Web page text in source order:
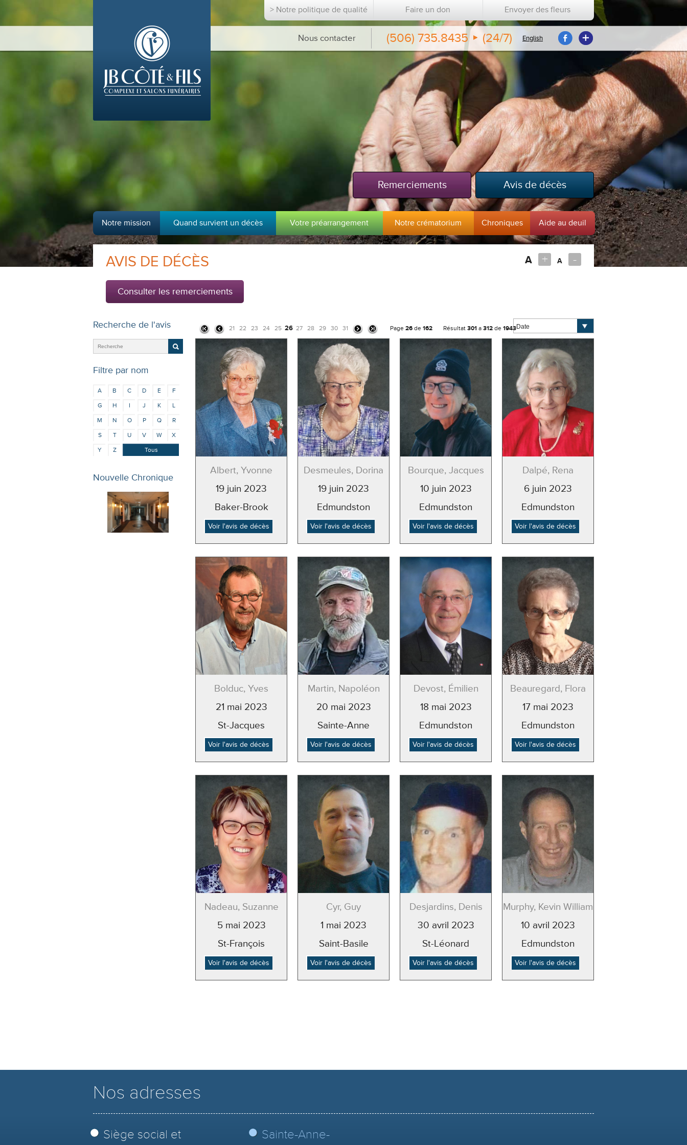
> Notre politique de qualité Faire un don Envoyer des fleurs
Nous contacter (506) 735.8435 (24/7) English
Avis de décès
Remerciements
Notre mission Quand survient un décès Votre préarrangement Notre crématorium Chroniques Aide au deuil
A + A -
AVIS DE DÉCÈS
Consulter les remerciements
Recherche de l'avis
Filtre par nom
A B C D E
F
G
H I J K
L
M
N O P Q
R
S
T U V W
X
Y
Z Tous
21 22 23 24 25 26 27 28 29 30 31 Page 26 de 162 Résultat 301 a 312 de 1943
Albert, Yvonne
19 juin 2023
Baker-Brook
Voir l'avis de décès
Desmeules, Dorina
19 juin 2023
Edmundston
Voir l'avis de décès
Bourque, Jacques
10 juin 2023
Edmundston
Voir l'avis de décès
Dalpé, Rena
6 juin 2023
Edmundston
Voir l'avis de décès
Bolduc, Yves
21 mai 2023
St-Jacques
Voir l'avis de décès
Martin, Napoléon
20 mai 2023
Sainte-Anne
Voir l'avis de décès
Devost, Émilien
18 mai 2023
Edmundston
Voir l'avis de décès
Beauregard, Flora
17 mai 2023
Edmundston
Voir l'avis de décès
Nadeau, Suzanne
5 mai 2023
St-François
Voir l'avis de décès
Cyr, Guy
1 mai 2023
Saint-Basile
Voir l'avis de décès
Desjardins, Denis
30 avril 2023
St-Léonard
Voir l'avis de décès
Murphy, Kevin William
10 avril 2023
Edmundston
Voir l'avis de décès
Nouvelle Chronique
Nos adresses
Siège social et
Sainte-Anne-